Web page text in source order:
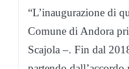
“L’inaugurazione di
Comune di Andora
Scajola –. Fin dal